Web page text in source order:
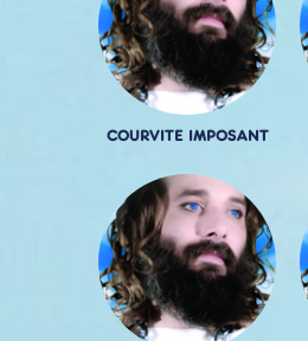
COURVITE IMPOSANT